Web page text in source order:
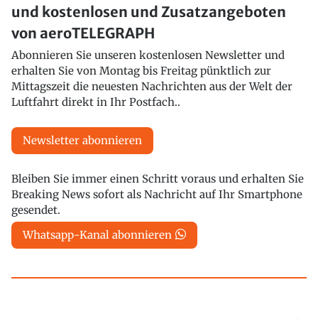
und kostenlosen und Zusatzangeboten
von aeroTELEGRAPH
Abonnieren Sie unseren kostenlosen Newsletter und
erhalten Sie von Montag bis Freitag pünktlich zur
Mittagszeit die neuesten Nachrichten aus der Welt der
Luftfahrt direkt in Ihr Postfach..
Newsletter abonnieren
Bleiben Sie immer einen Schritt voraus und erhalten Sie
Breaking News sofort als Nachricht auf Ihr Smartphone
gesendet.
Whatsapp-Kanal abonnieren